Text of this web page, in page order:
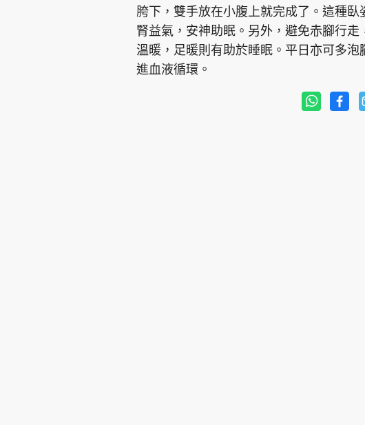
關於我們 聯絡我們
胯下，雙手放在小腹上就完成了。這種
腎益氣，安神助眠。另外，避免赤腳行
溫暖，足暖則有助於睡眠。平日亦可多
進血液循環。